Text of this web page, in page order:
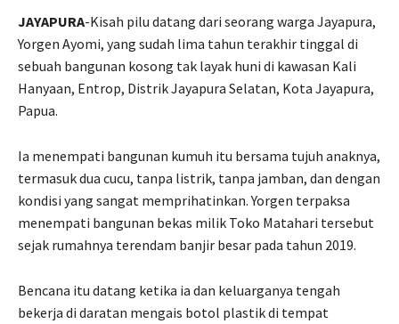
JAYAPURA-Kisah pilu datang dari seorang warga Jayapura,
Yorgen Ayomi, yang sudah lima tahun terakhir tinggal di
sebuah bangunan kosong tak layak huni di kawasan Kali
Hanyaan, Entrop, Distrik Jayapura Selatan, Kota Jayapura,
Papua.
Ia menempati bangunan kumuh itu bersama tujuh anaknya,
termasuk dua cucu, tanpa listrik, tanpa jamban, dan dengan
kondisi yang sangat memprihatinkan. Yorgen terpaksa
menempati bangunan bekas milik Toko Matahari tersebut
sejak rumahnya terendam banjir besar pada tahun 2019.
Bencana itu datang ketika ia dan keluarganya tengah
bekerja di daratan mengais botol plastik di tempat